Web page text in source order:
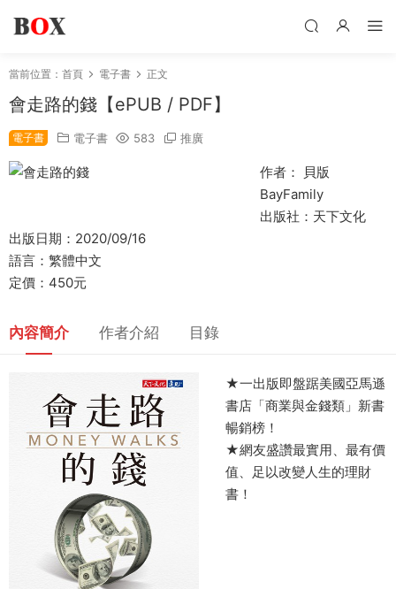
當前位置： 首頁 電子書 正文
會走路的錢【ePUB / PDF】
電子書 電子書 583 推廣
作者： 貝版
BayFamily
出版社：天下文化
出版日期：2020/09/16
語言：繁體中文
定價：450元
內容簡介 作者介紹 目錄
★一出版即盤踞美國亞馬遜
書店「商業與金錢類」新書
暢銷榜！
★網友盛讚最實用、最有價
值、足以改變人生的理財
書！